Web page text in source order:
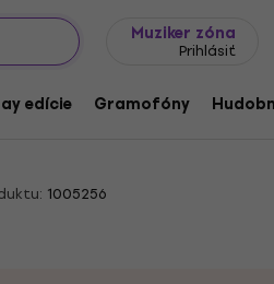
Muziker zóna
Prihlásiť
edície Gramofóny
Deep Modern Jazz
1005256